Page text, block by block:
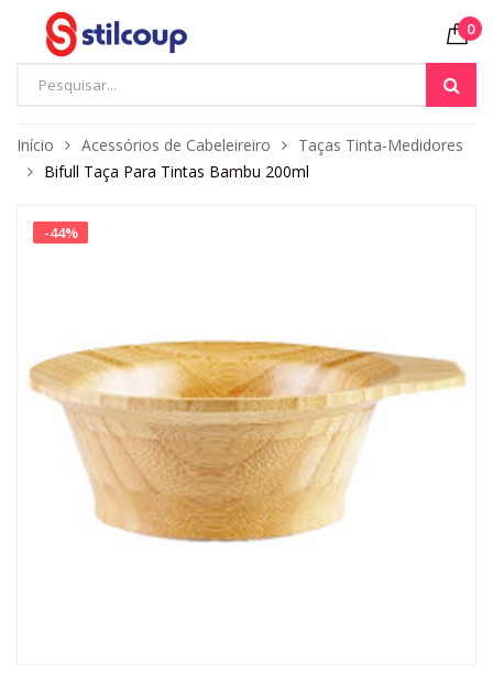
0
Início Acessórios de Cabeleireiro
Taças Tinta-Medidores
Bifull Taça Para Tintas Bambu 200ml
-44%